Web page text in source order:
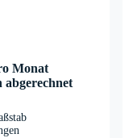
Monat
abgerechnet